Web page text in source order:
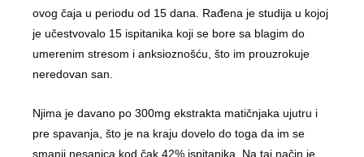
ovog čaja u periodu od 15 dana. Rađena je studija u kojoj
je učestvovalo 15 ispitanika koji se bore sa blagim do
umerenim stresom i anksioznošću, što im prouzrokuje
neredovan san.
Njima je davano po 300mg ekstrakta matičnjaka ujutru i
pre spavanja, što je na kraju dovelo do toga da im se
smanji nesanica kod čak 42% ispitanika. Na taj način je